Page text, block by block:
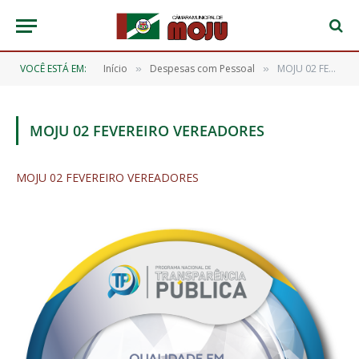
VOCÊ ESTÁ EM: Início » Despesas com Pessoal » MOJU 02 FEVEREIRO VEREADORES
MOJU 02 FEVEREIRO VEREADORES
MOJU 02 FEVEREIRO VEREADORES